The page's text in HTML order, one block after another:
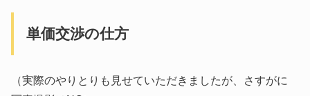
単価交渉の仕方
（実際のやりとりも見せていただきましたが、さすがに